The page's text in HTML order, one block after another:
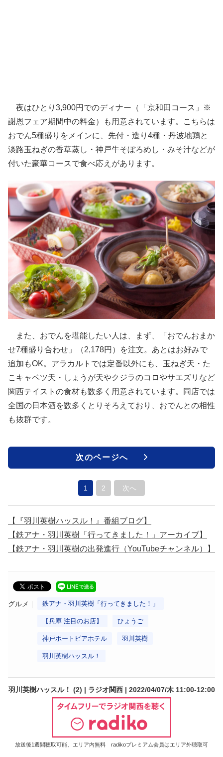
夜はひとり3,900円でのディナー（「京和田コース」※
謝恩フェア期間中の料金）も用意されています。こちらは
おでん5種盛りをメインに、先付・造り4種・丹波地鶏と
淡路玉ねぎの香草蒸し・神戸牛そぼろめし・みそ汁などが
付いた豪華コースで食べ応えがあります。
また、おでんを堪能したい人は、まず、「おでんおまか
せ7種盛り合わせ」（2,178円）を注文。あとはお好みで
追加もOK。アラカルトでは定番以外にも、玉ねぎ天・た
こキャベツ天・しょうが天やクジラのコロやサエズリなど
関西テイストの食材も数多く用意されています。同店では
全国の日本酒を数多くとりそろえており、おでんとの相性
も抜群です。
次のページへ
1 2 次へ
【『羽川英樹ハッスル！』番組ブログ】
【鉄アナ・羽川英樹「行ってきました！」アーカイブ】
【鉄アナ・羽川英樹の出発進行（YouTubeチャンネル）】
グルメ 鉄アナ・羽川英樹「行ってきました！」
【兵庫 注目のお店】 ひょうご
神戸ポートピアホテル 羽川英樹
羽川英樹ハッスル！
羽川英樹ハッスル！ (2) | ラジオ関西 | 2022/04/07/木 11:00-12:00
放送後1週間聴取可能、エリア内無料 radikoプレミアム会員はエリア外聴取可